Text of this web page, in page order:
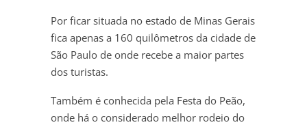
Por ficar situada no estado de Minas Gerais
fica apenas a 160 quilômetros da cidade de
São Paulo de onde recebe a maior partes
dos turistas.
Também é conhecida pela Festa do Peão,
onde há o considerado melhor rodeio do